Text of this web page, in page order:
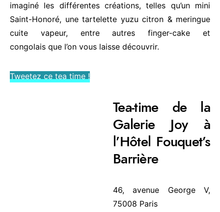
imaginé les différentes créations, telles qu’un mini
Saint-Honoré, une tartelette yuzu citron & meringue
cuite vapeur, entre autres finger-cake et
congolais que l’on vous laisse découvrir.
Tweetez ce tea time !
Tea-time de la
Galerie Joy à
l’Hôtel Fouquet’s
Barrière
46, avenue George V,
75008 Paris